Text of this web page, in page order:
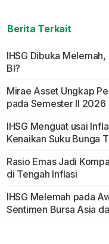
Berita Terkait
IHSG Dibuka
BI?
Mirae Asset Ungkap
pada Semester II 2026
IHSG Menguat usai
Kenaikan Suku Bunga
Rasio Emas Jadi
di Tengah Inflasi
IHSG Melemah pada
Sentimen Bursa Asia